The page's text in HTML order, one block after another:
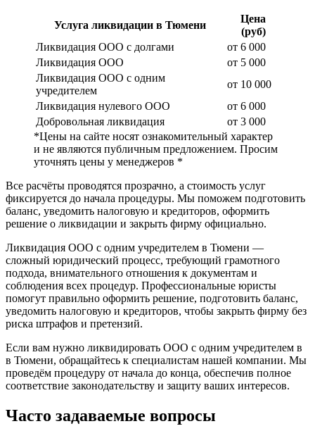
Услуга ликвидации в Тюмени
Цена
(руб)
Ликвидация ООО с долгами
от 6 000
Ликвидация ООО
от 5 000
Ликвидация ООО с одним
учредителем
от 10 000
Ликвидация нулевого ООО
от 6 000
Добровольная ликвидация
от 3 000
*Цены на сайте носят ознакомительный характер
и не являются публичным предложением. Просим
уточнять цены у менеджеров *
Все расчёты проводятся прозрачно, а стоимость услуг
фиксируется до начала процедуры. Мы поможем подготовить
баланс, уведомить налоговую и кредиторов, оформить
решение о ликвидации и закрыть фирму официально.
Ликвидация ООО с одним учредителем в Тюмени —
сложный юридический процесс, требующий грамотного
подхода, внимательного отношения к документам и
соблюдения всех процедур. Профессиональные юристы
помогут правильно оформить решение, подготовить баланс,
уведомить налоговую и кредиторов, чтобы закрыть фирму без
риска штрафов и претензий.
Если вам нужно ликвидировать ООО с одним учредителем в
в Тюмени, обращайтесь к специалистам нашей компании. Мы
проведём процедуру от начала до конца, обеспечив полное
соответствие законодательству и защиту ваших интересов.
Часто задаваемые вопросы